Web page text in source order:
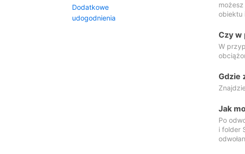
Dodatkowe
udogodnienia
obiektu
Czy w
W
Gdzie
Jak
Po
i folder